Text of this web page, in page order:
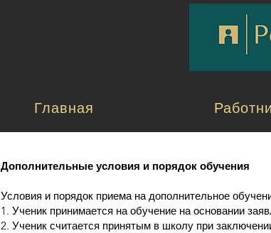
Главная
Дополнительные условия и порядок обучения
Условия и порядок приема на дополнительное
1. Ученик принимается на обучение на основании
2. Ученик считается принятым в школу при